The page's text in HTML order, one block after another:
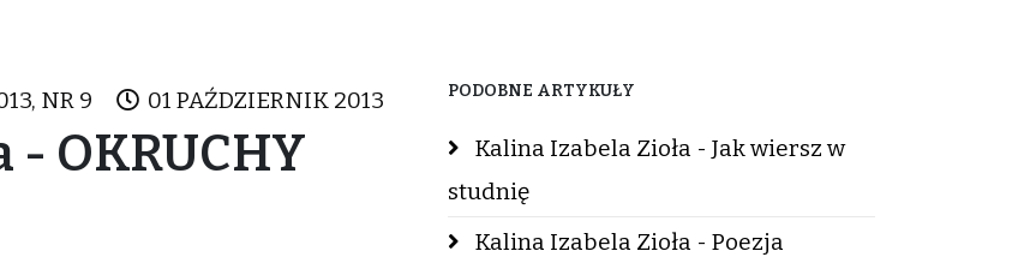
NR 9 01 PAŹDZIERNIK 2013
OKRUCHY
PODOBNE ARTYKUŁY
Kalina Izabela Zioła - Jak wiersz w
studnię
Kalina Izabela Zioła - Poezja